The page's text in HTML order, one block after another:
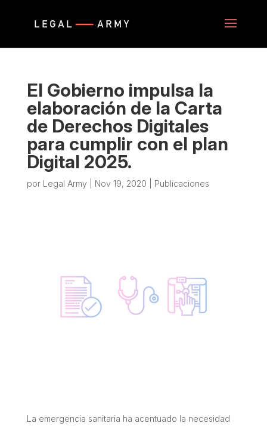
El Gobierno impulsa la
elaboración de la Carta
de Derechos Digitales
para cumplir con el plan
Digital 2025.
por Legal Army Nov 19, 2020 Publicaciones
La emergencia sanitaria ha acentuado la necesidad